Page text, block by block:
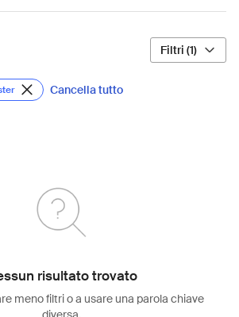
Filtri (1)
Cancella tutto
risultato trovato
meno filtri o a usare una parola chiave